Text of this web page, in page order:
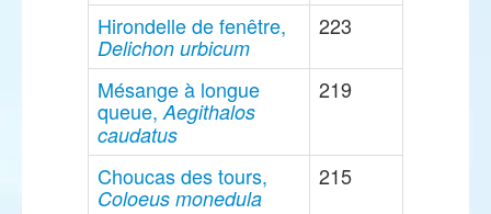
Hirondelle de fenêtre,
Delichon urbicum
223
Mésange à longue
queue,Aegithalos
caudatus
219
Choucas des tours,
Coloeus monedula
215